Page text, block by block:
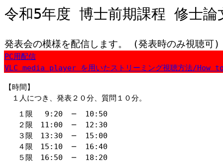
令和5年度 博士前期課程 修士論
発表会の模様を配信します。 (発表時のみ視聴可)
PC用配信
VLC media player を用いたストリーミング視聴方法/
【時間】
１人につき、発表２０分、質問１０分。
１限 9:20
─
10:50
２限 11:00
─
12:30
３限 13:30
─
15:00
４限 15:10
─
16:40
５限 16:50
─
18:20